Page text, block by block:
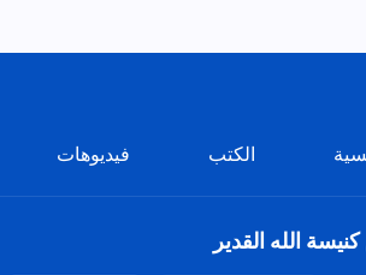
الكتب فيديوهات
الله القدير